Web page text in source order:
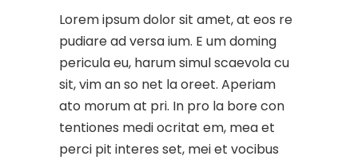
Lorem ipsum dolor sit amet, at eos re
pudiare ad versa ium. E um doming
pericula eu, harum simul scaevola cu
sit, vim an so net la oreet. Aperiam
ato morum at pri. In pro la bore con
tentiones medi ocritat em, mea et
perci pit interes set, mei et vocibus